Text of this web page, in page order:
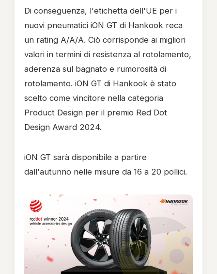
Di conseguenza, l'etichetta dell'UE per i
nuovi pneumatici iON GT di Hankook reca
un rating A/A/A. Ciò corrisponde ai migliori
valori in termini di resistenza al rotolamento,
aderenza sul bagnato e rumorosità di
rotolamento. iON GT di Hankook è stato
scelto come vincitore nella categoria
Product Design per il premio Red Dot
Design Award 2024.
iON GT sarà disponibile a partire
dall'autunno nelle misure da 16 a 20 pollici.